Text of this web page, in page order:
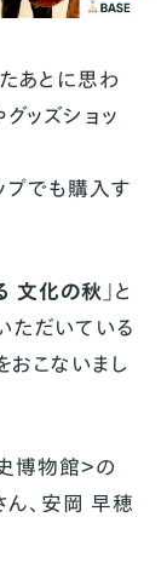
あとに思わ
ッズショッ
プでも購入す
文化の秋 」と
ただいている
おこないまし
博物館＞の
、安岡 早穂